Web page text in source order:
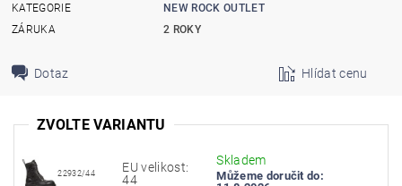
KATEGORIE
NEW ROCK OUTLET
ZÁRUKA
2 ROKY
Dotaz Hlídat cenu
ZVOLTE VARIANTU
22932/44
EU velikost:
44
Skladem
Můžeme doručit do: